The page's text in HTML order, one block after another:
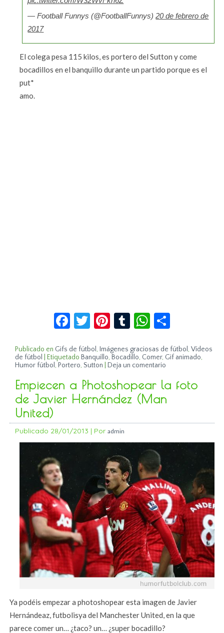
— Football Funnys (@FootballFunnys)20 de febrero de
2017
El colega pesa 115 kilos, es portero del Sutton y come
bocadillos en el banquillo durante un partido porque es el
put*
amo.
Facebook
Twitter
Pinterest
TumblrWhatsApp
Publicado en Gifs de fútbol, Imágenes graciosas de fútbol,Vídeos
de fútbol
Etiquetado Banquillo, Bocadillo, Comer, Gif animado,
Humor fútbol, Portero, Sutton Deja un comentario
Empiecen a Photoshopear la foto
de Javier Hernández (Man
United)
Publicado 28/01/2013 | Por admin
Ya podéis empezar a photoshopear esta imagen de Javier
Hernándeaz, futbolisya del Manchester United, en la que
parece comer un… ¿taco? un… ¿super bocadillo?